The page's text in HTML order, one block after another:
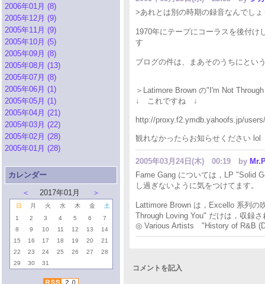
2006年01月 (8)
2005年12月 (9)
2005年11月 (9)
2005年10月 (5)
2005年09月 (8)
2005年08月 (13)
2005年07月 (8)
2005年06月 (1)
2005年05月 (1)
2005年04月 (21)
2005年03月 (22)
2005年02月 (28)
2005年01月 (28)
カレンダー
＜
2017年01月 ＞
日 月 火 水 木 金
土
1
2 3 4 5 6
7
8
9 10 11 12 13
14
15
16 17 18 19 20
21
22
23 24 25 26 27
28
29
30 31
>あれとは別の時期の録音なんでしょ
1970年にテープにコーラスを後付け
す
ブログの件は、まあそのうちにとい
＞Latimore Brown の"I'm Not
↓ これですね ↓
http://proxy.f2.ymdb.yahoofs.jp/
観れなかったらお知らせください lol
2005年03月24日(木) 00:19 by
Fame Gang については，LP "Solid
し過ぎないように気をつけてます。
Lattimore Brown は，Excello 系列の
Through Loving You" だけは，収録
◎ Various Artists "History of R&B
コメントを記入